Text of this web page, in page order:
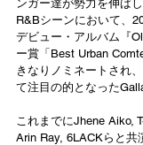
ンガー達が勢力を伸ば
R&Bシーンにおいて、
デビュー・アルバム『
ー賞「Best Urban
きなりノミネートされ
て注目の的となった
これまでにJhene Aiko,
Arin Ray, 6LACKらと共